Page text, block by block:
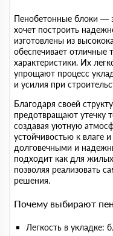
Пенобетонные блоки —
хочет построить
изготовлены из
обеспечивает отличные
характеристики. Их
упрощают процесс
и усилия при
Благодаря своей
предотвращают утечку
создавая уютную
устойчивостью к влаге
долговечными и
подходит как для
позволяя реализовать
решения.
Почему выбирают
Легкость в укладке: